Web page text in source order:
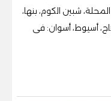
شبين الكوم، بنها،
أسيوط، أسوان: فى